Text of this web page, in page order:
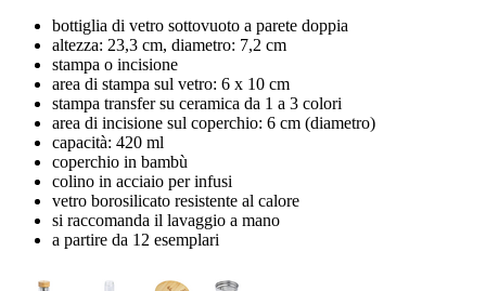
bottiglia di vetro sottovuoto a parete doppia
altezza: 23,3 cm, diametro: 7,2 cm
stampa o incisione
area di stampa sul vetro: 6 x 10 cm
stampa transfer su ceramica da 1 a 3 colori
area di incisione sul coperchio: 6 cm (diametro)
capacità: 420 ml
coperchio in bambù
colino in acciaio per infusi
vetro borosilicato resistente al calore
si raccomanda il lavaggio a mano
a partire da 12 esemplari